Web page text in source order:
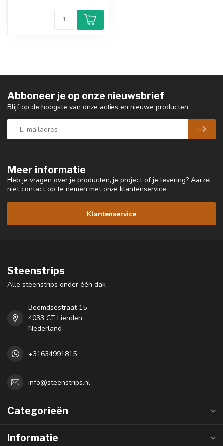
Meer informatie
Heb je vragen over je producten, je project of je levering? Aarzel
niet contact op te nemen met onze klantenservice
Klantenservice
Abboneer je op onze nieuwsbrief
Blijf op de hoogste van onze acties en nieuwe producten
Steenstrips
Alle steenstrips onder één dak
Beemdsestraat 15
4033 CT Lienden
Nederland
+31634991815
info@steenstrips.nl
Categorieën
Informatie